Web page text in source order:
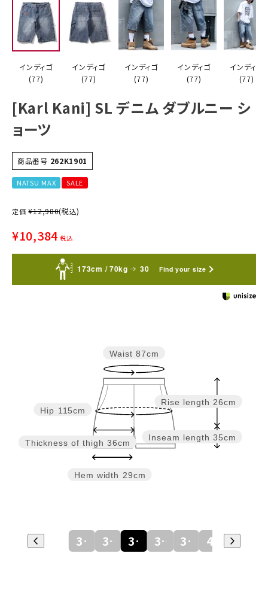
インディゴ
(77)
インディゴ
(77)
インディゴ
(77)
インディゴ
(77)
インディゴ
(77)
[Karl Kani] SL デニム ダブルニー シ
ョーツ
商品番号 262K1901
NATSU MAX SALE
定価 ¥12,980(税込)
¥10,384 税込
173cm / 70kg 30 Find your size
Rise length 26cm
Inseam length 35cm
Hem width 29cm
Thickness of thigh 36cm
Hip 115cm
Waist 87cm
30 32 34 36 38 40